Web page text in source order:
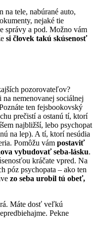
na tele, nabúrané auto,
nejaké tie
správy a pod. Možno vám
si človek takú skúsenosť
pozorovateľov?
nemenovanej sociálnej
ten fejsbookovský
prečistí a ostanú tí, ktorí
najbližší, lebo psychopat
na lep). A tí, ktorí nesúdia
Pomôžu vám postaviť
vybudovať seba-lásku.
kráčate vpred. Na
póz psychopata – ako ten
zo seba urobil tú obeť,
Máte dosť veľkú
Pekne